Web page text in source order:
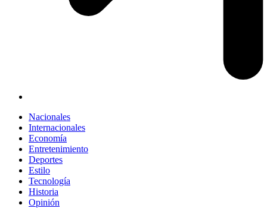
Nacionales
Internacionales
Economía
Entretenimiento
Deportes
Estilo
Tecnología
Historia
Opinión